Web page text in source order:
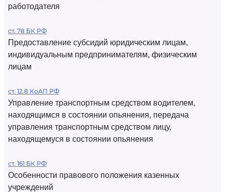
работодателя
ст. 78 БК РФ
Предоставление субсидий юридическим лицам,
индивидуальным предпринимателям, физическим
лицам
ст. 12.8 КоАП РФ
Управление транспортным средством водителем,
находящимся в состоянии опьянения, передача
управления транспортным средством лицу,
находящемуся в состоянии опьянения
ст. 161 БК РФ
Особенности правового положения казенных
учреждений